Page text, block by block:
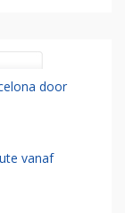
door
vanaf